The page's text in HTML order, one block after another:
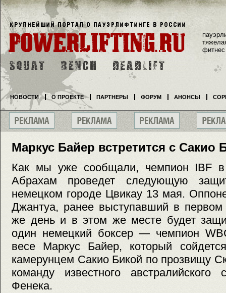
Маркус Байер встретится с Сакио
Как мы уже сообщали, чемпион IBF
Абрахам проведет следующую
немецком городе Цвикау 13 мая.
Джантуа, ранее выступавший в
же день и в этом же месте будет
один немецкий боксер — чемпион
весе Маркус Байер, который
камерунцем Сакио Бикой по прозвищу
команду известного
Фенека.
фитнес
НОВОСТИ О ПРОЕКТЕ ПАРТНЕРЫ ФОРУМ АНОНСЫ